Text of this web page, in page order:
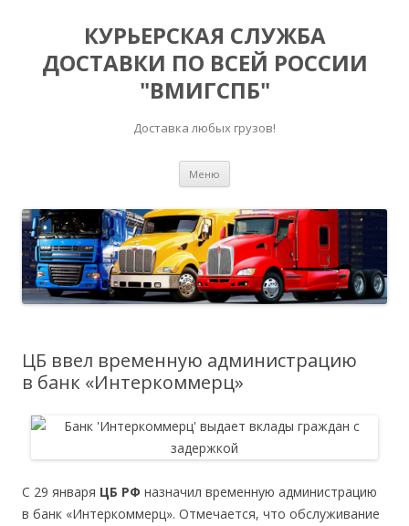
КУРЬЕРСКАЯ СЛУЖБА
ДОСТАВКИ ПО ВСЕЙ РОССИИ
"ВМИГСПБ"
Доставка любых грузов!
Меню
ЦБ ввел временную администрацию
в банк «Интеркоммерц»
С 29 января ЦБ РФ назначил временную администрацию
в банк «Интеркоммерц». Отмечается, что обслуживание